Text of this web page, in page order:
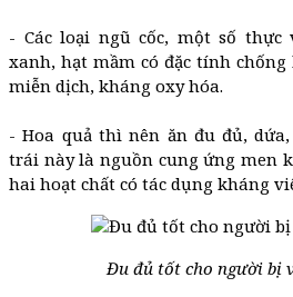
- Các loại ngũ cốc, một số
xanh, hạt mầm có đặc tính
miễn dịch, kháng oxy hóa.
- Hoa quả thì nên ăn đu đủ,
trái này là nguồn cung ứng men
hai hoạt chất có tác dụng kháng
Đu đủ tốt cho người bị